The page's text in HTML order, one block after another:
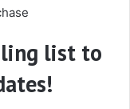
list to